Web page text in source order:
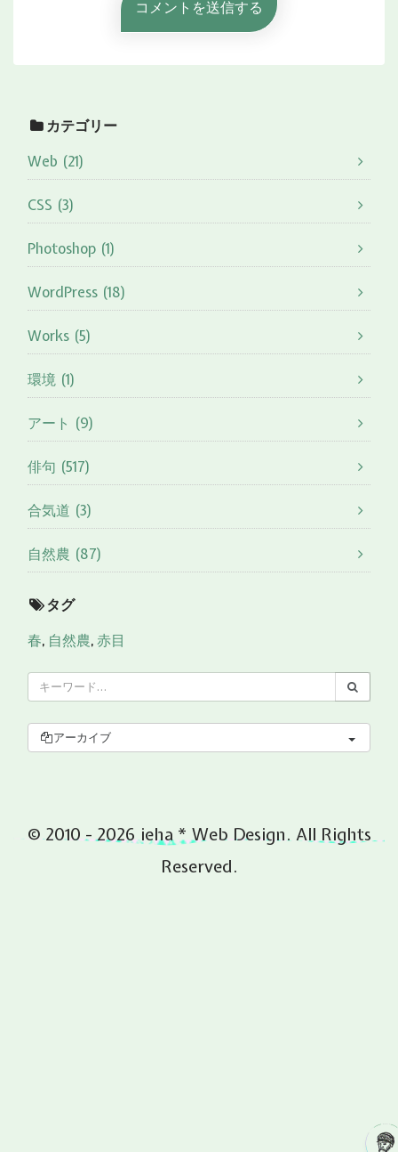
カテゴリー
Web (21)
CSS (3)
Photoshop (1)
WordPress (18)
Works (5)
環境 (1)
アート (9)
俳句 (517)
合気道 (3)
自然農 (87)
タグ
春, 自然農,赤目
アーカイブ
© 2010 - 2026 ieha * Web Design. All Rights
Reserved.